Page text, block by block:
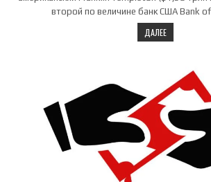
второй по величине банк США Bank
ДАЛЕЕ